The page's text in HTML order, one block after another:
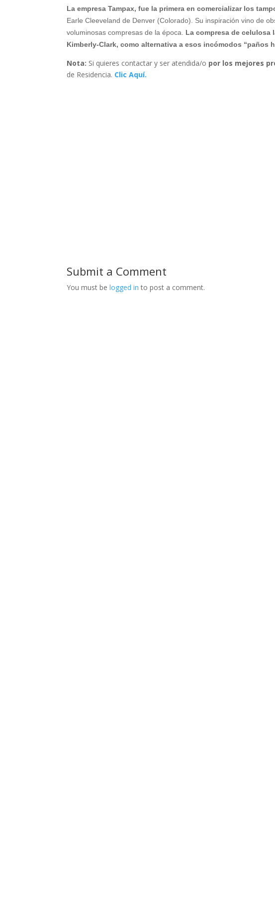
La empresa Tampax, fue la primera en comercializar los
Earle Cleeveland de Denver (Colorado). Su inspiración vino de
voluminosas compresas de la época.
La compresa de celulosa
Kimberly-Clark, como alternativa a esos incómodos “paños
Nota: Si quieres contactar y ser atendida/o por los mejores
de Residencia. Clic Aquí.
Submit a Comment
You must belogged in to post a comment.